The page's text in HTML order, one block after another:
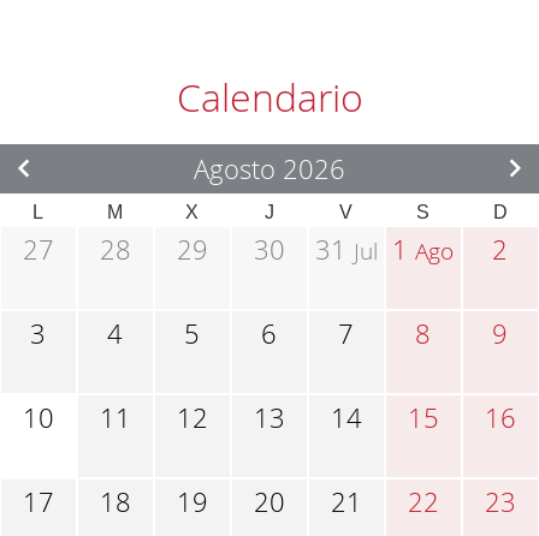
Calendario
Agosto 2026
L M X J V S D
27 28 29 30 31 Jul 1Ago 2
3 4 5 6 7 8 9
10 11 12 13 14 15 16
17 18 19 20 21 22 23